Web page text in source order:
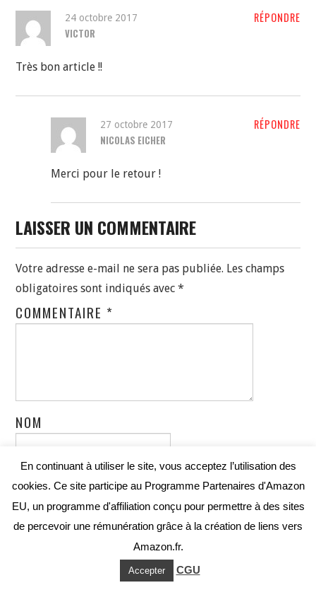
RÉPONDRE
24 octobre 2017
VICTOR
Très bon article !!
RÉPONDRE
27 octobre 2017
NICOLAS EICHER
Merci pour le retour !
LAISSER UN COMMENTAIRE
Votre adresse e-mail ne sera pas publiée. Les champs
obligatoires sont indiqués avec*
COMMENTAIRE *
NOM
E-MAIL
SITE WEB
En continuant à utiliser le site, vous acceptez l’utilisation des
cookies. Ce site participe au Programme Partenaires d'Amazon
EU, un programme d'affiliation conçu pour permettre à des sites
de percevoir une rémunération grâce à la création de liens vers
Amazon.fr.
Accepter CGU